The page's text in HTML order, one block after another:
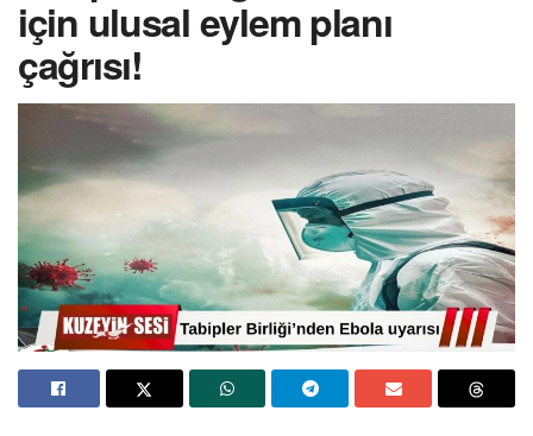
için ulusal eylem planı
çağrısı!